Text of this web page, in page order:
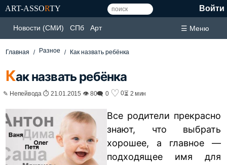
ART-ASSORTY Войти
Новости (СМИ) СПб Арт ☰ Меню
Главная Разное Как назвать ребёнка
Как назвать ребёнка
✎ Непейвода ⏱ 21.01.2015 👁 80🗨 0 ♡ 0⏳ 2 мин
Все родители прекрасно
знают, что выбрать
хорошее, а главное —
подходящее имя для